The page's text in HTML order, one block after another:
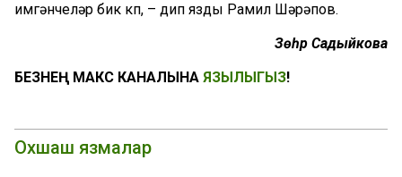
имгәнүчеләр бик күп, – дип язды Рамил Шәрәпов.
Зөһрә Садыйкова
БЕЗНЕҢ МАКС КАНАЛЫНА ЯЗЫЛЫГЫЗ!
Охшаш язмалар